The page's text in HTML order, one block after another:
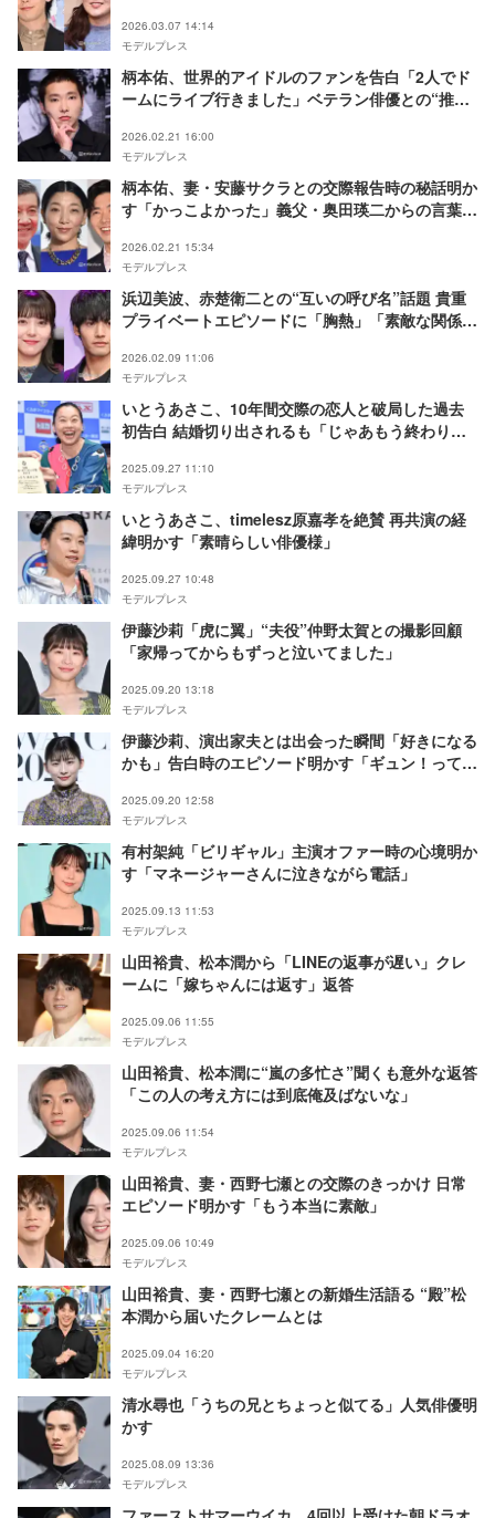
2026.03.07 14:14
モデルプレス
柄本佑、世界的アイドルのファンを告白「2人でド
ームにライブ行きました」ベテラン俳優との“推し
2026.02.21 16:00
モデルプレス
柄本佑、妻・安藤サクラとの交際報告時の秘話明か
す「かっこよかった」義父・奥田瑛二からの言葉と
2026.02.21 15:34
モデルプレス
浜辺美波、赤楚衛二との“互いの呼び名”話題 貴重
プライベートエピソードに「胸熱」「素敵な関係」
2026.02.09 11:06
モデルプレス
いとうあさこ、10年間交際の恋人と破局した過去
初告白 結婚切り出されるも「じゃあもう終わりだ
2025.09.27 11:10
モデルプレス
いとうあさこ、timelesz原嘉孝を絶賛 再共演の経
緯明かす「素晴らしい俳優様」
2025.09.27 10:48
モデルプレス
伊藤沙莉「虎に翼」“夫役”仲野太賀との撮影回顧
「家帰ってからもずっと泣いてました」
2025.09.20 13:18
モデルプレス
伊藤沙莉、演出家夫とは出会った瞬間「好きになる
かも」告白時のエピソード明かす「ギュン！ってな
2025.09.20 12:58
モデルプレス
有村架純「ビリギャル」主演オファー時の心境明か
す「マネージャーさんに泣きながら電話」
2025.09.13 11:53
モデルプレス
山田裕貴、松本潤から「LINEの返事が遅い」クレ
ームに「嫁ちゃんには返す」返答
2025.09.06 11:55
モデルプレス
山田裕貴、松本潤に“嵐の多忙さ”聞くも意外な返答
「この人の考え方には到底俺及ばないな」
2025.09.06 11:54
モデルプレス
山田裕貴、妻・西野七瀬との交際のきっかけ 日常
エピソード明かす「もう本当に素敵」
2025.09.06 10:49
モデルプレス
山田裕貴、妻・西野七瀬との新婚生活語る “殿”松
本潤から届いたクレームとは
2025.09.04 16:20
モデルプレス
清水尋也「うちの兄とちょっと似てる」人気俳優明
かす
2025.08.09 13:36
モデルプレス